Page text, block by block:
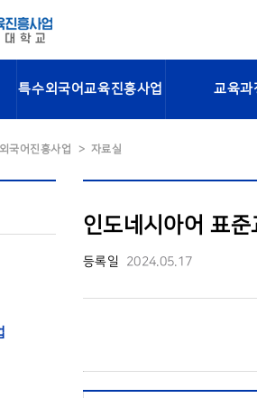
특수외국어교육진흥사업 교육과
국어진흥사업 자료실
인도네시아어 표
등록일 2024.05.17